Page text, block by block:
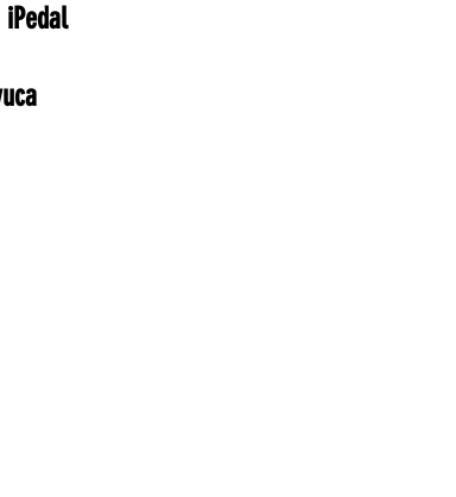
iPedal